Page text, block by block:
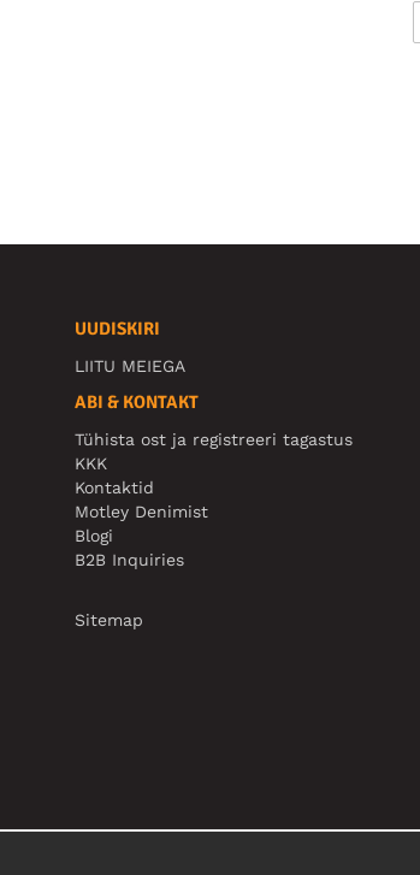
UUDISKIRI
LIITU MEIEGA
ABI & KONTAKT
Tühista ost ja registreeri tagastus
KKK
Kontaktid
Motley Denimist
Blogi
B2B Inquiries
Sitemap